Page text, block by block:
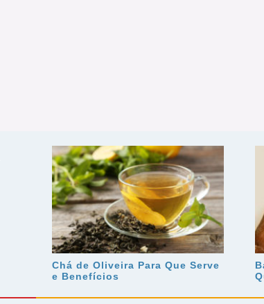
Chá de Oliveira Para Que Serve
e Benefícios